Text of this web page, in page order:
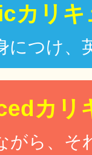
カリキ
につけ、
カリ
がら、そ